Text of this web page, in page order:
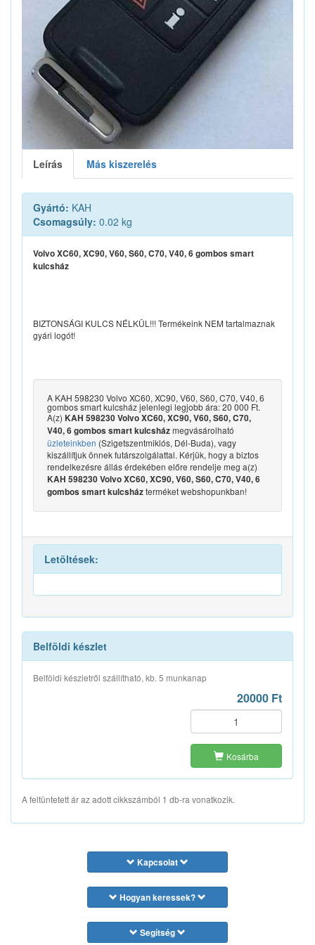
Leírás Más kiszerelés
Gyártó: KAH
Csomagsúly: 0.02 kg
Volvo XC60, XC90, V60, S60, C70, V40, 6 gombos smart
kulcsház
BIZTONSÁGI KULCS NÉLKÜL!!! Termékeink NEM tartalmaznak
gyári logót!
A KAH 598230 Volvo XC60, XC90, V60, S60, C70, V40, 6
gombos smart kulcsház jelenlegi legjobb ára: 20 000 Ft.
A(z) KAH 598230 Volvo XC60, XC90, V60, S60, C70,
V40, 6 gombos smart kulcsházmegvásárolható
üzleteinkben (Szigetszentmiklós, Dél-Buda), vagy
kiszállítjuk önnek futárszolgálattal. Kérjük, hogy a biztos
rendelkezésre állás érdekében előre rendelje meg a(z)
KAH 598230 Volvo XC60, XC90, V60, S60, C70, V40, 6
gombos smart kulcsházterméket webshopunkban!
Letöltések:
Belföldi készlet
Belföldi készletről szállítható, kb. 5 munkanap
20000 Ft
Kosárba
A feltüntetett ár az adott cikkszámból 1 db-ra vonatkozik.
Kapcsolat
Hogyan keressek?
Segítség